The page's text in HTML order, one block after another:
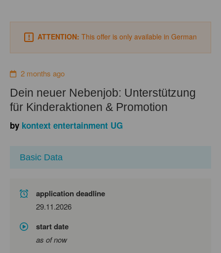
ATTENTION: This offer is only available in German
2 months ago
Dein neuer Nebenjob: Unterstützung
für Kinderaktionen & Promotion
by kontext entertainment UG
Basic Data
application deadline
29.11.2026
start date
as of now